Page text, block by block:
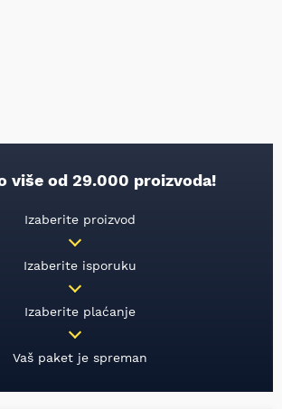
više od 29.000 proizvoda!
Izaberite proizvod
Izaberite isporuku
Izaberite plaćanje
Vaš paket je spreman